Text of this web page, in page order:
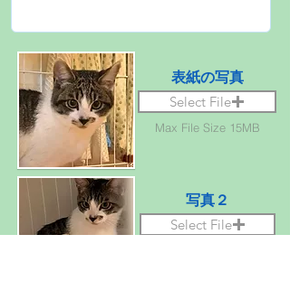
表紙の写真
Select File
Max File Size 15MB
写真２
Select File